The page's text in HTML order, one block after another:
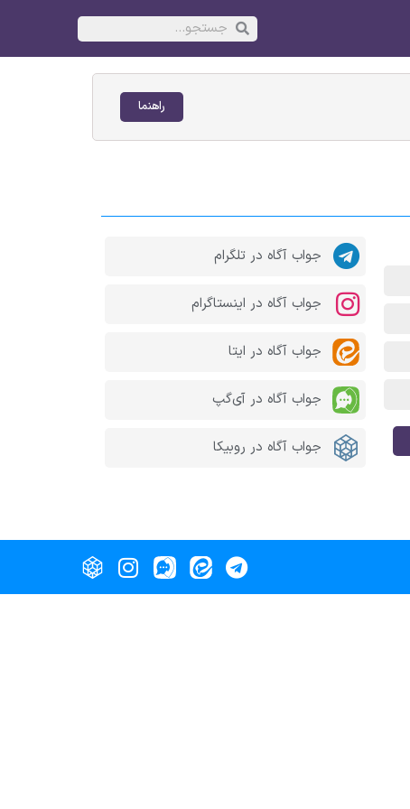
راهنما
جواب آگاه در تلگرام
جواب آگاه در اینستاگرام
جواب آگاه در ایتا
جواب آگاه در آی‌گپ
جواب آگاه در روبیکا